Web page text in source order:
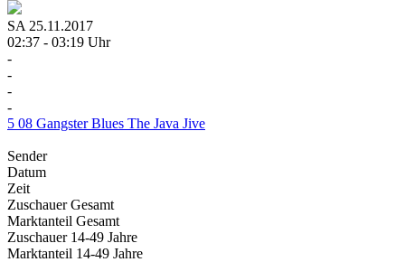
SA 25.11.2017
02:37 - 03:19 Uhr
-
-
-
-
5 08 Gangster Blues The Java Jive
Sender
Datum
Zeit
ZuschauerGesamt
Marktanteil Gesamt
Zuschauer 14-49 Jahre
Marktanteil 14-49 Jahre